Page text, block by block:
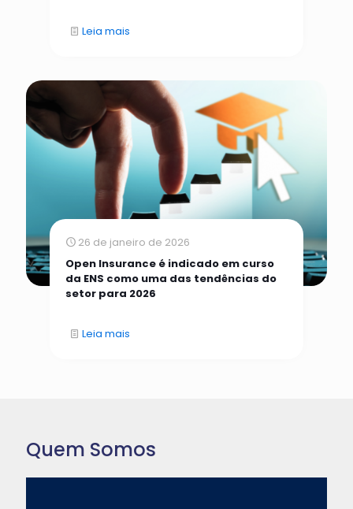
Leia mais
26 de janeiro de 2026
Open Insurance é indicado em curso
da ENS como uma das tendências do
setor para 2026
Leia mais
Quem Somos